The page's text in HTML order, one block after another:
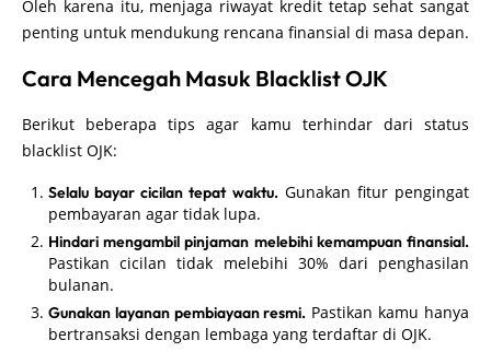
Oleh karena itu, menjaga riwayat kredit tetap sehat sangat
penting untuk mendukung rencana finansial di masa depan.
Cara Mencegah Masuk Blacklist OJK
Berikut beberapa tips agar kamu terhindar dari status
blacklist OJK:
Selalu bayar cicilan tepat waktu. Gunakan fitur pengingat
pembayaran agar tidak lupa.
Hindari mengambil pinjaman melebihi kemampuan finansial.
Pastikan cicilan tidak melebihi 30% dari penghasilan
bulanan.
Gunakan layanan pembiayaan resmi. Pastikan kamu hanya
bertransaksi dengan lembaga yang terdaftar di OJK.